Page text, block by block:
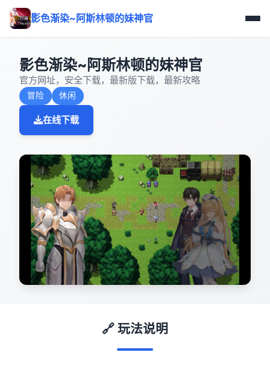
影色渐染~阿斯林顿的妹神官
影色渐染~阿斯林顿的妹神官
官方网址，安全下载，最新版下载，最新攻略
冒险 休闲
在线下载
🔗 玩法说明